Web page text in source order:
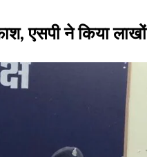
एसपी ने किया